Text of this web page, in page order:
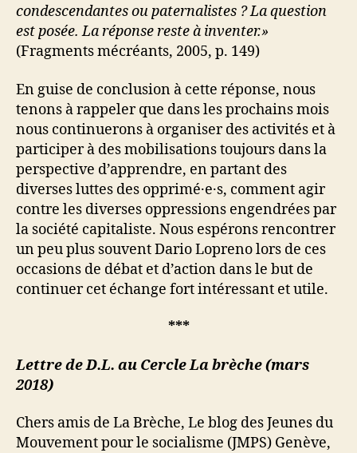
condescendantes ou paternalistes ? La question
est posée. La réponse reste à inventer.»
(Fragments mécréants, 2005, p. 149)
En guise de conclusion à cette réponse, nous
tenons à rappeler que dans les prochains mois
nous continuerons à organiser des activités et à
participer à des mobilisations toujours dans la
perspective d’apprendre, en partant des
diverses luttes des opprimé·e·s, comment agir
contre les diverses oppressions engendrées par
la société capitaliste. Nous espérons rencontrer
un peu plus souvent Dario Lopreno lors de ces
occasions de débat et d’action dans le but de
continuer cet échange fort intéressant et utile.
***
Lettre de D.L. au Cercle La brèche (mars
2018)
Chers amis de La Brèche, Le blog des Jeunes du
Mouvement pour le socialisme (JMPS) Genève,